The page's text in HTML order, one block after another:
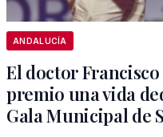
ANDALUCÍA
El doctor
premio una vida
Gala Municipal de